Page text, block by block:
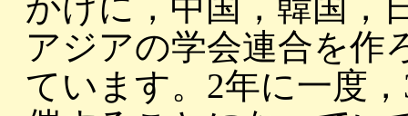
アジアの学会連合を作
ています。2年に一度